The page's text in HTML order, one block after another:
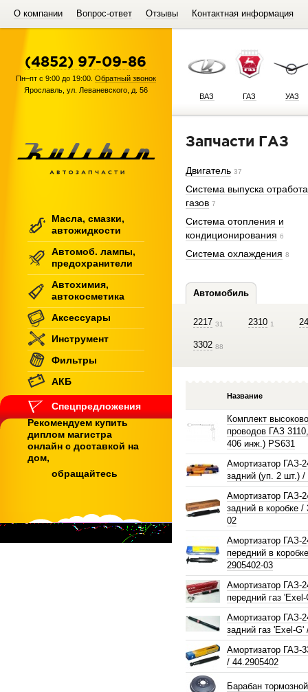
О компании Вопрос-ответ Отзывы Контактная информация
ВАЗ ГАЗ УАЗ
Запчасти ГАЗ
Двигатель 37
Система выпуска
газов 7
Система отопления и
кондиционирования 6
Система охлаждения 8
Автомобиль
2217 31 2310 1
3302 88
Название
Комплект
проводов ГАЗ
406 инж.) PS631
Амортизатор ГАЗ-
задний (уп. 2 шт.) /
Амортизатор ГАЗ-
задний в коробке /
02
Амортизатор ГАЗ-
передний в
2905402-03
Амортизатор ГАЗ-
передний газ
Амортизатор ГАЗ-
задний газ 'Exel-G'
Амортизатор ГАЗ-
/ 44.2905402
Барабан
(4852) 97-09-86
Пн–пт с 9:00 до 19:00. Обратный звонок
Ярославль ул. Леваневского, д. 56
Масла, смазки,
автожидкости
Автомоб. лампы,
предохранители
Автохимия,
автокосметика
Аксессуары
Инструмент
Фильтры
АКБ
Спецпредложения
Рекомендуем купить
диплом магистра
онлайн с доставкой на
дом,
обращайтесь